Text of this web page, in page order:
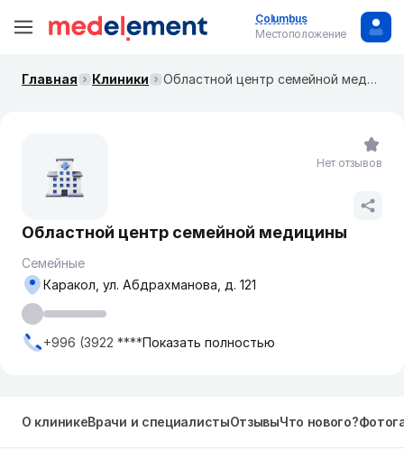
Columbus
Местоположение
Главная Клиники Областной центр семейной медицины
Областной центр семейной медицины
Семейные
Каракол, ул. Абдрахманова, д. 121
+996 (3922 ****Показать полностью
Нет отзывов
О клиникеВрачи и специалистыОтзывыЧто нового?